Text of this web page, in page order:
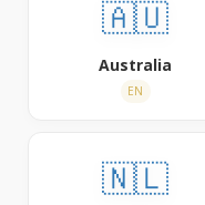
🇦🇺
Australia
EN
🇳🇱